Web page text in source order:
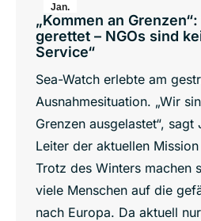
Jan.
18
2018
„Kommen an
gerettet – NGOs sind
Service“
Sea-Watch erlebte am
Ausnahmesituation. „Wir
Grenzen ausgelastet“, sagt
Leiter der aktuellen
Trotz des Winters machen
viele Menschen auf die
nach Europa. Da aktuell